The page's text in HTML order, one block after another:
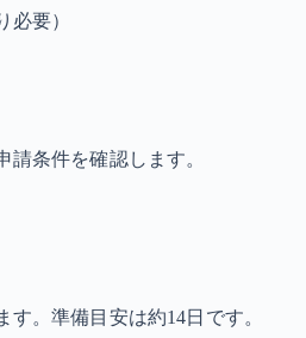
必要）
条件を確認します。
。準備目安は約14日です。